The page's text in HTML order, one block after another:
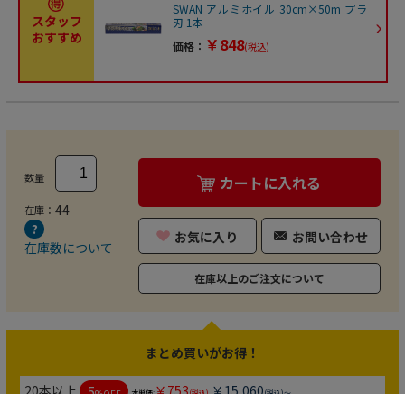
スタッフ
おすすめ
SWAN アルミホイル 30cm×50m プラ
刃 1本
価格： ￥848(税込)
数量
在庫： 44
在庫数について
カートに入れる
お気に入り お問い合わせ
在庫以上のご注文について
まとめ買いがお得！